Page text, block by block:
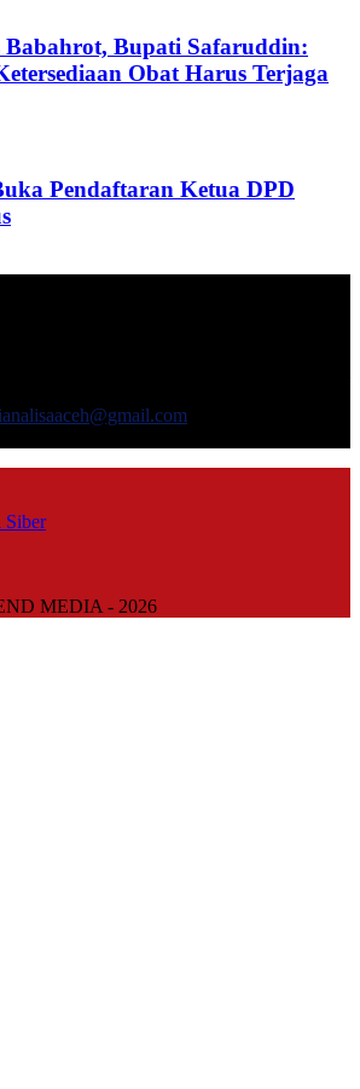
Babahrot, Bupati Safaruddin:
Obat Harus Terjaga
Pendaftaran Ketua DPD
Siber
MEDIA - 2026